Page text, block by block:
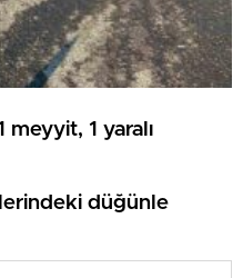
meyyit, 1 yaralı
düğünle